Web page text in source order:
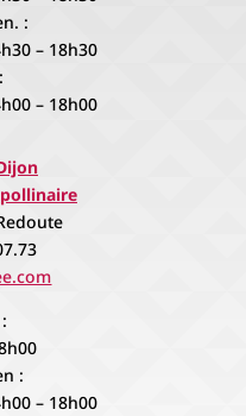
:
– 18h30
– 18h00
:
– 18h00